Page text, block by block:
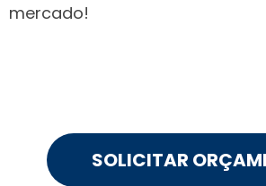
mercado!
SOLICITAR